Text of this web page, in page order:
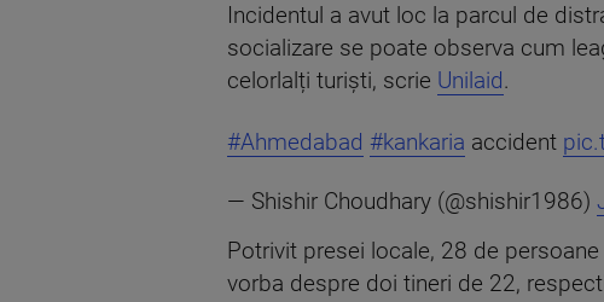
Incidentul a avut loc la parcul de
socializare se poate observa cum
celorlalți turiști, scrie Unilaid.
#Ahmedabad #kankaria accident
— Shishir Choudhary (@shishir1986)
Potrivit presei locale, 28 de
vorba despre doi tineri de 22,